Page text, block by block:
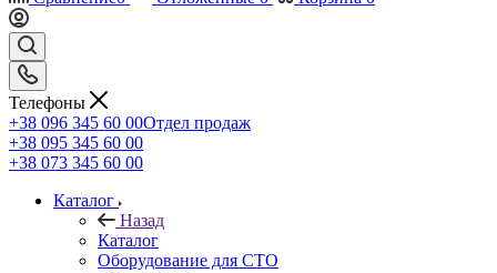
Телефоны
+38 096 345 60 00Отдел продаж
+38 095 345 60 00
+38 073 345 60 00
Каталог
Назад
Каталог
Оборудование для СТО